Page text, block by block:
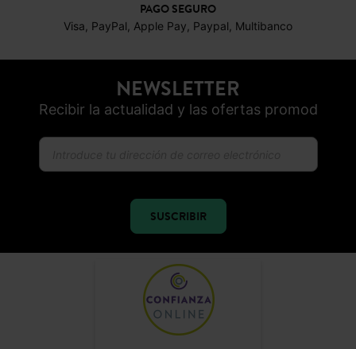
PAGO SEGURO
Visa, PayPal, Apple Pay, Paypal, Multibanco
NEWSLETTER
Recibir la actualidad y las ofertas promod
SUSCRIBIR